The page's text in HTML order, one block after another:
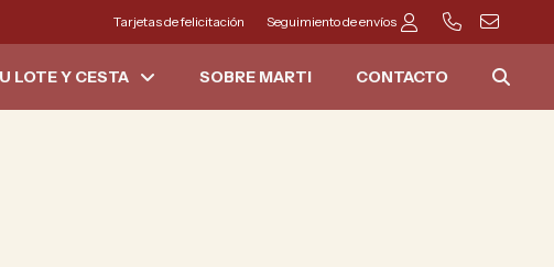
Tarjetas de felicitación Seguimiento de envíos
LOTE Y CESTA SOBRE MARTI CONTACTO